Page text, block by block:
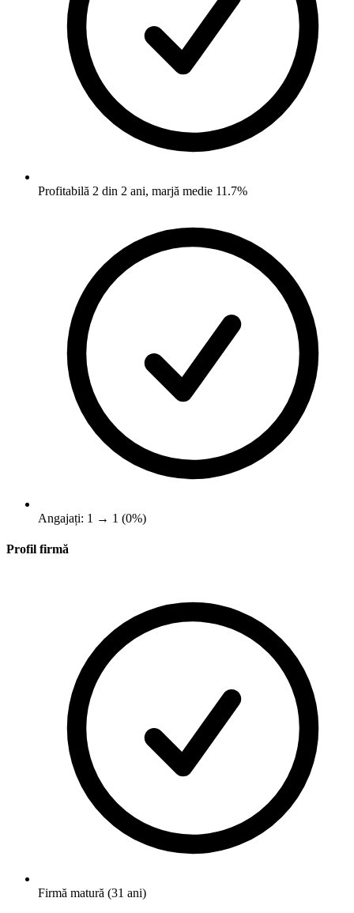
Profitabilă 2 din 2 ani, marjă medie 11.7%
Angajați: 1 → 1 (0%)
Profil firmă
Firmă matură (31 ani)